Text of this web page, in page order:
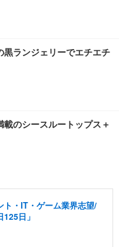
黒ランジェリーでエチエチ
のシースルートップス＋
ト・IT・ゲーム業界志望/
日」